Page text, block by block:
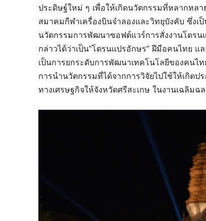
ประดิษฐ์ใหม่ ๆ เพื่อให้เกิดนวัตกรรมที่หลากหล
สมาคมกีฬาเครื่องบินจำลองและวิทยุบังคับ ซึ่งเ
นวัตกรรมการพัฒนาซอฟต์แวร์การสั่งงานโดรน
กล่าวได้ว่าเป็น“โดรนแปรอักษร” ฝีมือคนไทย แ
เป็นการยกระดับการพัฒนาเทคโนโลยีของคนไ
การนำนวัตกรรมที่ได้จากการวิจัยไปใช้ให้เกิดป
ทางเศรษฐกิจให้จังหวัดศรีสะเกษ ในงานเฉลิมฉ